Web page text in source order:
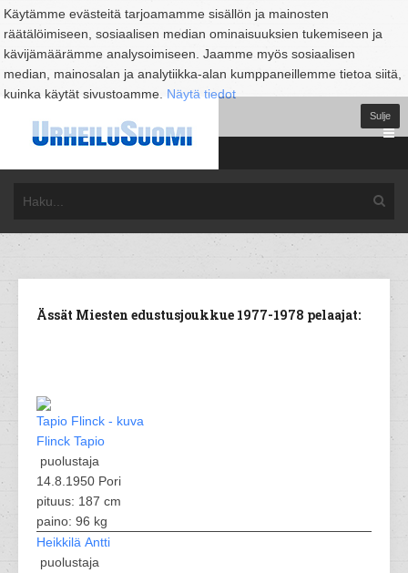
Käytämme evästeitä tarjoamamme sisällön ja mainosten
räätälöimiseen, sosiaalisen median ominaisuuksien tukemiseen ja
kävijämäärämme analysoimiseen. Jaamme myös sosiaalisen
median, mainosalan ja analytiikka-alan kumppaneillemme tietoa siitä,
kuinka käytät sivustoamme. Näytä tiedot
Sulje
Ässät Miesten edustusjoukkue 1977-1978 pelaajat:
Flinck Tapio
puolustaja
14.8.1950 Pori
pituus: 187 cm
paino: 96 kg
Heikkilä Antti
puolustaja